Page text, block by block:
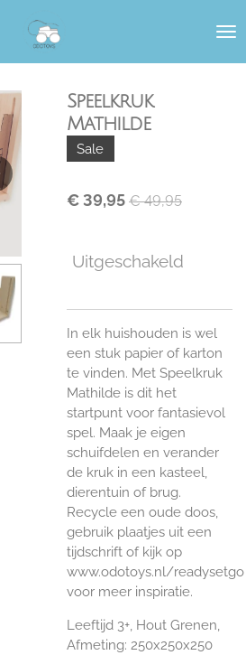
Speelkruk
Mathilde
Sale
€ 39,95 € 49,95
Uitgeschakeld
In elk huishouden is wel
een stuk papier of karton
te vinden. Met Speelkruk
Mathilde is dit het
startpunt voor fantasievol
spel. Maak je eigen
schuifdelen en verander
de kruk in een kasteel,
dierentuin of brug.
Recycle een oude doos,
gebruik plaatjes uit een
tijdschrift of kijk op
www.odotoys.nl/readysetgo
voor meer inspiratie.
Leeftijd 3+, Hout Grenen,
Afmeting: 250x250x250